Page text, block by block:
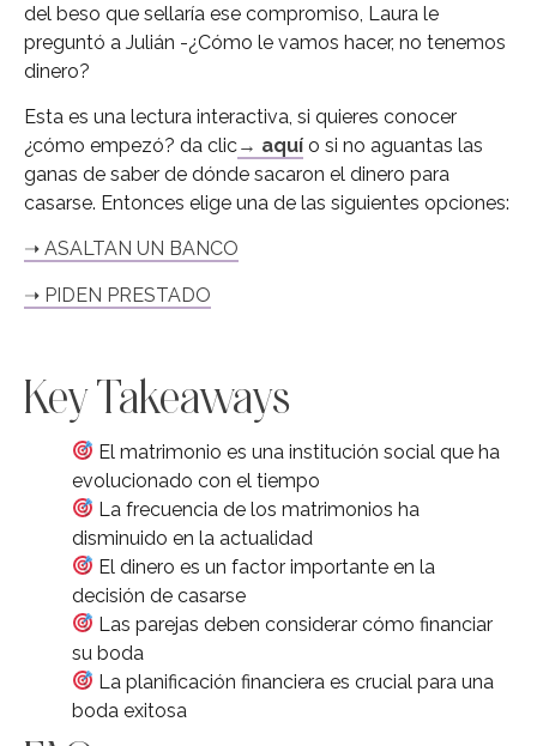
del beso que sellaría ese compromiso, Laura le
preguntó a Julián -¿Cómo le vamos hacer, no tenemos
dinero?
Esta es una lectura interactiva, si quieres conocer
¿cómo empezó? da clic→ aquí o si no aguantas las
ganas de saber de dónde sacaron el dinero para
casarse. Entonces elige una de las siguientes opciones:
➝ ASALTAN UN BANCO
➝ PIDEN PRESTADO
Key Takeaways
El matrimonio es una institución social que ha
evolucionado con el tiempo
La frecuencia de los matrimonios ha
disminuido en la actualidad
El dinero es un factor importante en la
decisión de casarse
Las parejas deben considerar cómo financiar
su boda
La planificación financiera es crucial para una
boda exitosa